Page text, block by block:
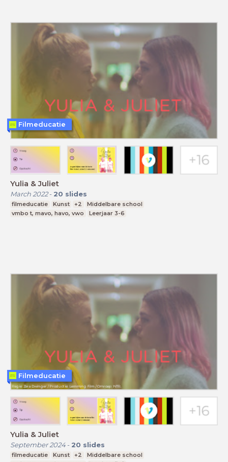
Yulia & Juliet
March 2022- 20 slides
filmeducatie Kunst +2
Middelbare school
vmbo t, mavo, havo, vwo
Leerjaar 3-6
Filmeducatie
Yulia & Juliet
September 2024- 20 slides
filmeducatie Kunst +2
Middelbare school
Filmeducatie